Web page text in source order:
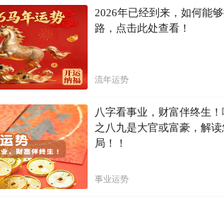
2026年已经到来，如何能
路，点击此处查看！
流年运势
八字看事业，财富伴终生
之八九是大官或富豪，解
局！！
事业运势